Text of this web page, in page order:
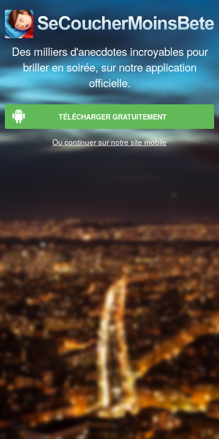
Des milliers d'anecdotes incroyables pour
briller en soirée, sur notre application
officielle.
TÉLÉCHARGER GRATUITEMENT
Ou continuer sur notre site mobile